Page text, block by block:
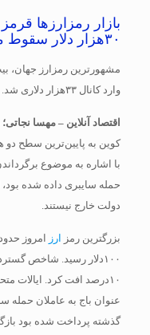
بازار رمزارزها
۳۰هزار دلار سقوط می کند؟
مشهورترین رمزارز جهان،
وارد کانال ۳۳هزار دلاری شد.
اقتصاد آنلاین – مهسا نجاتی؛
کوین به پایین‌ترین سطح دو
با اشاره به موضوع
حمله سایبری داده شده بود،
دولت خارج نیستند.
بزرگترین رمز ارز
۱۰درصد افت کرد. ایالات
عنوان باج به عاملان حمله
گذشته پرداخت شده بود